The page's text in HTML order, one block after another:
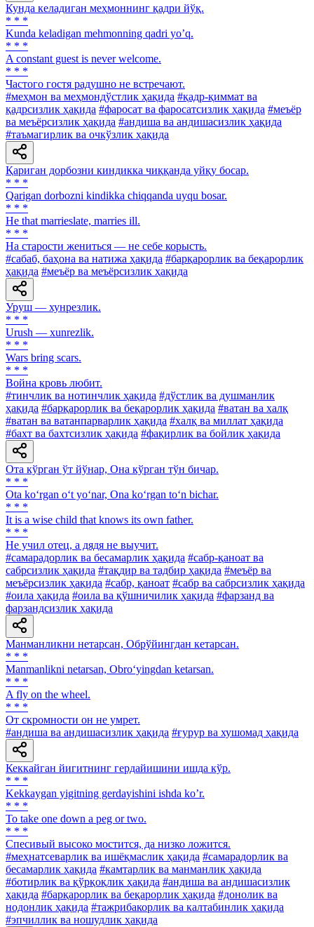
Кунда келадиган меҳмоннинг қадри йўқ.
* * *
Kunda keladigan mehmonning qadri yoʼq.
* * *
A constant guest is never welcome.
* * *
Частого гостя радушно не встречают.
#меҳмон ва меҳмондўстлик ҳақида #қадр-қиммат ва
қадрсизлик ҳақида #фаросат ва фаросатсизлик ҳақида #меъёр
ва меъёрсизлик ҳақида #андиша ва андишасизлик ҳақида
#таъмагирлик ва очкўзлик ҳақида
Қариган дорбозни киндикка чиққанда уйқу босар.
* * *
Qarigan dorbozni kindikka chiqqanda uyqu bosar.
* * *
He that marrieslate, marries ill.
* * *
Ha старости жениться — не себе корысть.
#сабаб, баҳона ва натижа ҳақида #барқарорлик ва беқарорлик
ҳақида #меъёр ва меъёрсизлик ҳақида
Уруш — хунрезлик.
* * *
Urush — xunrezlik.
* * *
Wars bring scars.
* * *
Война кровь любит.
#тинчлик ва нотинчлик ҳақида #дўстлик ва душманлик
ҳақида #барқарорлик ва беқарорлик ҳақида #ватан ва халқ
#ватан ва ватанпарварлик ҳақида #халқ ва миллат ҳақида
#бахт ва бахтсизлик ҳақида #фақирлик ва бойлик ҳақида
Ота кўрган ўт йўнар, Она кўрган тўн бичар.
* * *
Ota ko‘rgan o‘t yo‘nar, Ona ko‘rgan to‘n bichar.
* * *
It is a wise child that knows its own father.
* * *
He учил отец, а дядя не выучит.
#самарадорлик ва бесамарлик ҳақида #сабр-қаноат ва
сабрсизлик ҳақида #тақдир ва тадбир ҳақида #меъёр ва
меъёрсизлик ҳақида #сабр, қаноат #сабр ва сабрсизлик ҳақида
#оила ҳақида #оила ва қўшничилик ҳақида #фарзанд ва
фарзандсизлик ҳақида
Манманликни нетарсан, Обрўйингдан кетарсан.
* * *
Manmanlikni netarsan, Obro‘yingdan ketarsan.
* * *
A fly on the wheel.
* * *
От скромности он не умрет.
#андиша ва андишасизлик ҳақида #ғурур ва хушомад ҳақида
Кеккайган йигитнинг гердайишини ишда кўр.
* * *
Kekkaygan yigitning gerdayishini ishda koʼr.
* * *
To take one down a peg or two.
* * *
Спесивый высоко мостится, да низко ложится.
#меҳнатсеварлик ва ишёқмаслик ҳақида #самарадорлик ва
бесамарлик ҳақида #камтарлик ва манманлик ҳақида
#ботирлик ва қўрқоқлик ҳақида #андиша ва андишасизлик
ҳақида #барқарорлик ва беқарорлик ҳақида #донолик ва
нодонлик ҳақида #тажрибакорлик ва калтабинлик ҳақида
#эпчиллик ва ношудлик ҳақида